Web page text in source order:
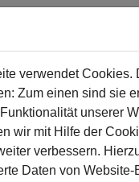
verwendet Cookies.
Zum einen sind sie
unserer
wir mit Hilfe der
verbessern.
Daten von Website-